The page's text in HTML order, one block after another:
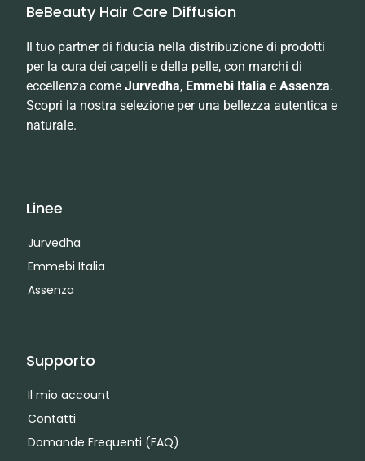
BeBeauty Hair Care Diffusion
Il tuo partner di fiducia nella distribuzione di prodotti
per la cura dei capelli e della pelle, con marchi di
eccellenza come Jurvedha, Emmebi Italia e Assenza.
Scopri la nostra selezione per una bellezza autentica e
naturale.
Linee
Jurvedha
Emmebi Italia
Assenza
Supporto
Il mio account
Contatti
Domande Frequenti (FAQ)